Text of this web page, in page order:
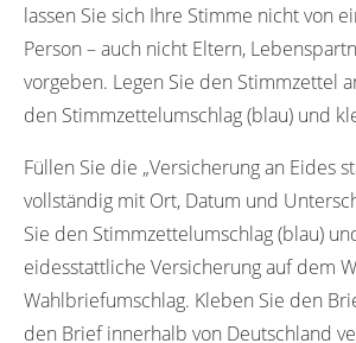
lassen Sie sich Ihre Stimme nicht von
Person – auch nicht Eltern,
vorgeben. Legen Sie den Stimmzettel
den Stimmzettelumschlag (blau) und
Füllen Sie die „Versicherung an Eides
vollständig mit Ort, Datum und
Sie den Stimmzettelumschlag (blau)
eidesstattliche Versicherung auf dem
Wahlbriefumschlag. Kleben Sie den
den Brief innerhalb von Deutschland